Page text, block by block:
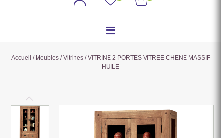
Accueil / Meubles/Vitrines/ VITRINE 2 PORTES VITREE CHENE MASSIF
HUILE